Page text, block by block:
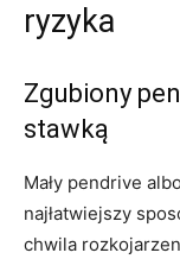
ryzyka
Zgubiony
stawką
Mały pendrive
najłatwiejszy
chwila